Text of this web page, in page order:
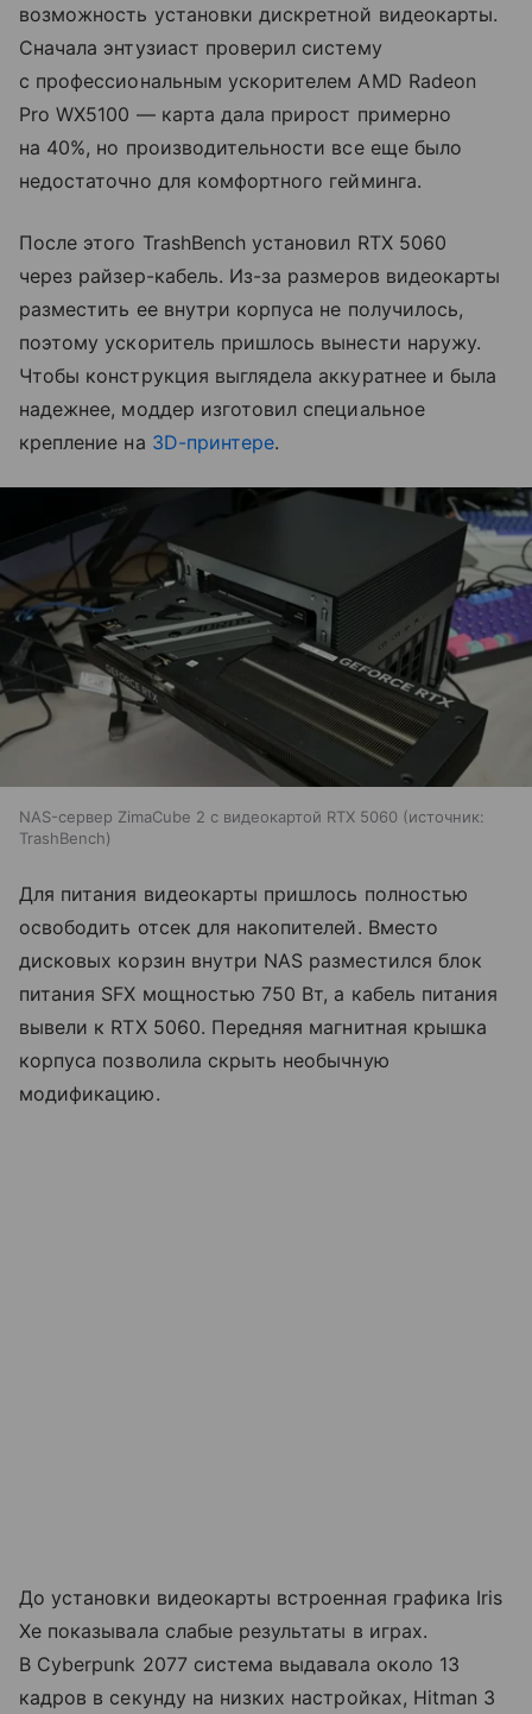
возможность установки дискретной видеокарты.
Сначала энтузиаст проверил систему
с профессиональным ускорителем AMD Radeon
Pro WX5100 — карта дала прирост примерно
на 40%, но производительности все еще было
недостаточно для комфортного гейминга.
После этого TrashBench установил RTX 5060
через райзер-кабель. Из-за размеров видеокарты
разместить ее внутри корпуса не получилось,
поэтому ускоритель пришлось вынести наружу.
Чтобы конструкция выглядела аккуратнее и была
надежнее, моддер изготовил специальное
крепление на 3D-принтере.
NAS-сервер ZimaCube 2 с видеокартой RTX 5060
источник:
TrashBench
Для питания видеокарты пришлось полностью
освободить отсек для накопителей. Вместо
дисковых корзин внутри NAS разместился блок
питания SFX мощностью 750 Вт, а кабель питания
вывели к RTX 5060. Передняя магнитная крышка
корпуса позволила скрыть необычную
модификацию.
До установки видеокарты встроенная графика Iris
Xe показывала слабые результаты в играх.
В Cyberpunk 2077 система выдавала около 13
кадров в секунду на низких настройках, Hitman 3